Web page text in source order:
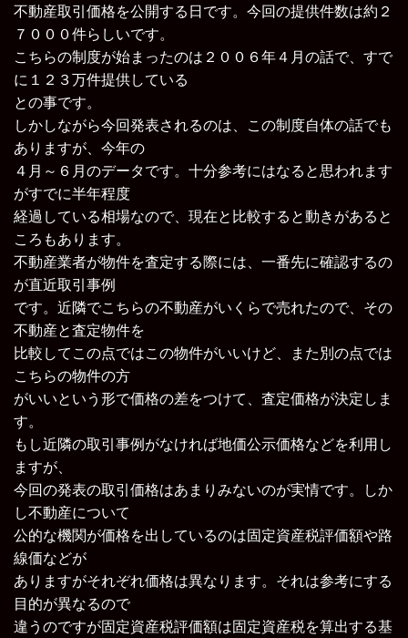
不動産取引価格を公開する日です。今回の提供件数は約２
７０００件らしいです。
こちらの制度が始まったのは２００６年４月の話で、すで
に１２３万件提供している
との事です。
しかしながら今回発表されるのは、この制度自体の話でも
ありますが、今年の
４月～６月のデータです。十分参考にはなると思われます
がすでに半年程度
経過している相場なので、現在と比較すると動きがあると
ころもあります。
不動産業者が物件を査定する際には、一番先に確認するの
が直近取引事例
です。近隣でこちらの不動産がいくらで売れたので、その
不動産と査定物件を
比較してこの点ではこの物件がいいけど、また別の点では
こちらの物件の方
がいいという形で価格の差をつけて、査定価格が決定しま
す。
もし近隣の取引事例がなければ地価公示価格などを利用し
ますが、
今回の発表の取引価格はあまりみないのが実情です。しか
し不動産について
公的な機関が価格を出しているのは固定資産税評価額や路
線価などが
ありますがそれぞれ価格は異なります。それは参考にする
目的が異なるので
違うのですが固定資産税評価額は固定資産税を算出する基